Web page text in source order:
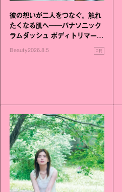
彼の想いが二人をつなぐ。触れ
たくなる肌へ──パナソニック
ラムダッシュ ボディトリマーが
Beauty2026.8.5 PR